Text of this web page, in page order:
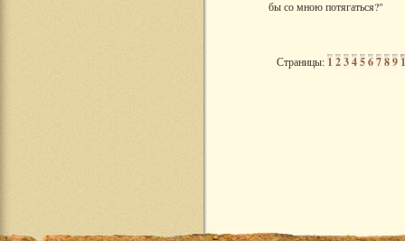
бы со мною потягаться?"
Страницы:1 23456789